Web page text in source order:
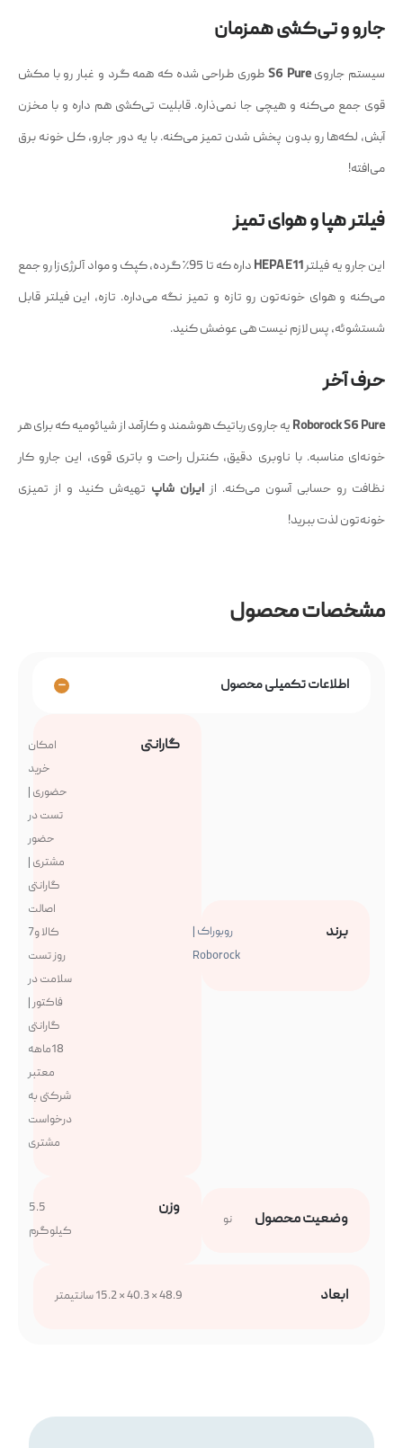
جارو و تی‌کشی همزمان
سیستم جارویS6 Pure طوری طراحی شده که همه گرد و غبار رو با مکش
قوی جمع می‌کنه و هیچی جا نمی‌ذاره. قابلیت تی‌کشی هم داره و با مخزن
آبش، لکه‌ها رو بدون پخش شدن تمیز می‌کنه. با یه دور جارو، کل خونه برق
می‌افته!
فیلتر هپا و هوای تمیز
این جارو یه فیلترHEPA E11
داره که تا 95٪ گرده، کپک و مواد آلرژی‌زا رو جمع
می‌کنه و هوای خونه‌تون رو تازه و تمیز نگه می‌داره. تازه، این فیلتر قابل
شستشوئه، پس لازم نیست هی عوضش کنید.
حرف آخر
Roborock S6 Pure یه جاروی رباتیک هوشمند و کارآمد از شیائومیه که برای هر
خونه‌ای مناسبه. با ناوبری دقیق، کنترل راحت و باتری قوی، این جارو کار
نظافت رو حسابی آسون می‌کنه. از ایران شاپ تهیه‌ش کنید و از تمیزی
خونه‌تون لذت ببرید!
مشخصات محصول
اطلاعات تکمیلی محصول
برند
روبوراک |
Roborock
گارانتی
امکان
خرید
حضوری |
تست در
حضور
مشتری |
گارانتی
اصالت
کالا و7
روز تست
سلامت در
فاکتور |
گارانتی
18ماهه
معتبر
شرکتی به
درخواست
مشتری
وضعیت محصول نو
وزن
5.5
کیلوگرم
ابعاد 48.9 × 40.3 × 15.2 سانتیمتر